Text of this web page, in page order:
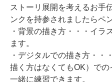
ストーリ展開を考えるお手
ンクを持参されましたらペ
・背景の描き方・・・イラ
ます。
・デジタルでの描き方・・
描く方はなくてもOK）で
一緒に練習できます。